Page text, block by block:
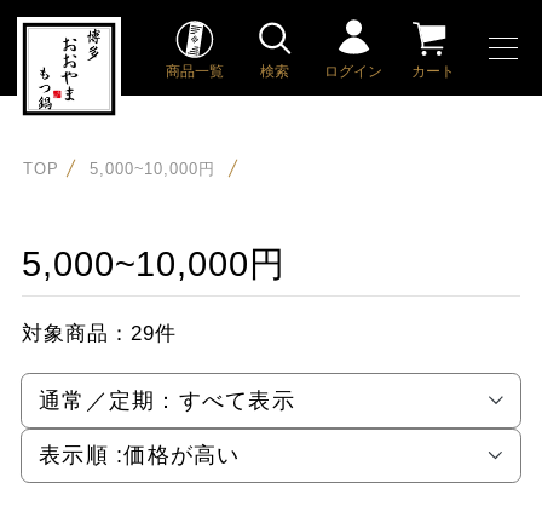
商品一覧 検索 ログイン カート
TOP 5,000~10,000円
5,000~10,000円
対象商品： 29件
通常／定期： すべて表示
表示順 :価格が高い